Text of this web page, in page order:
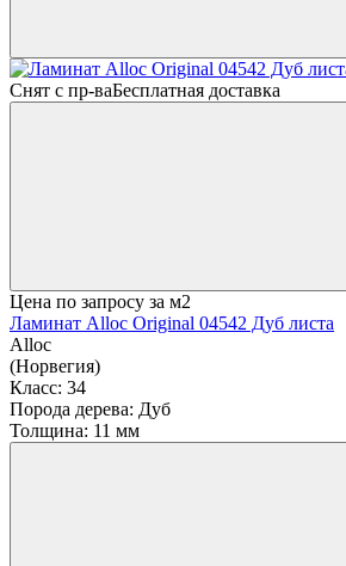
Снят с пр-ваБесплатная доставка
Цена по запросу за м2
Ламинат Alloc Original 04542 Дуб листа
Alloc
(Норвегия)
Класс: 34
Порода дерева: Дуб
Толщина: 11 мм